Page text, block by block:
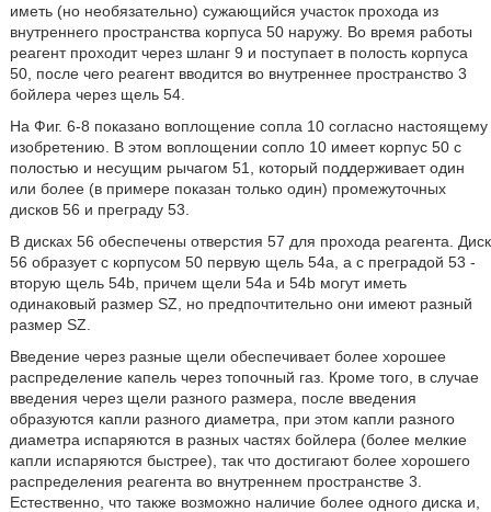
иметь (но необязательно) сужающийся участок прохода из
внутреннего пространства корпуса 50 наружу. Во время работы
реагент проходит через шланг 9 и поступает в полость корпуса
50, после чего реагент вводится во внутреннее пространство 3
бойлера через щель 54.
На Фиг. 6-8 показано воплощение сопла 10 согласно настоящему
изобретению. В этом воплощении сопло 10 имеет корпус 50 с
полостью и несущим рычагом 51, который поддерживает один
или более (в примере показан только один) промежуточных
дисков 56 и преграду 53.
В дисках 56 обеспечены отверстия 57 для прохода реагента. Диск
56 образует с корпусом 50 первую щель 54а, а с преградой 53 -
вторую щель 54b, причем щели 54а и 54b могут иметь
одинаковый размер SZ, но предпочтительно они имеют разный
размер SZ.
Введение через разные щели обеспечивает более хорошее
распределение капель через топочный газ. Кроме того, в случае
введения через щели разного размера, после введения
образуются капли разного диаметра, при этом капли разного
диаметра испаряются в разных частях бойлера (более мелкие
капли испаряются быстрее), так что достигают более хорошего
распределения реагента во внутреннем пространстве 3.
Естественно, что также возможно наличие более одного диска и,